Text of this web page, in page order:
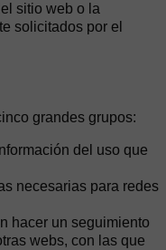
sitio web o la
solicitados por el
grandes grupos:
del uso que
necesarias para redes
hacer un seguimiento
webs, con las que